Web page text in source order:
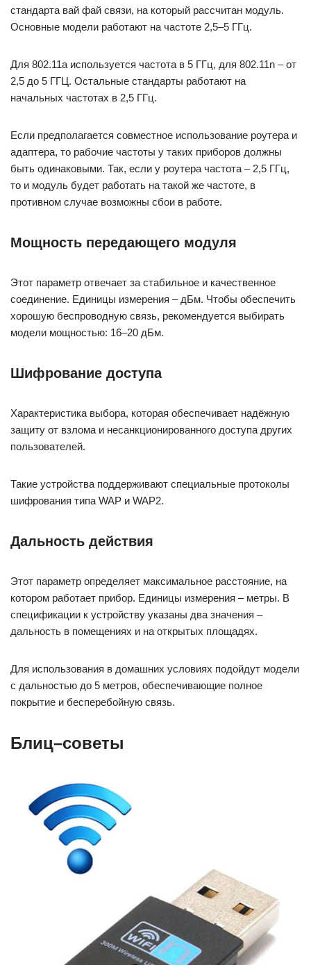
стандарта вай фай связи, на который рассчитан модуль.
Основные модели работают на частоте 2,5–5 ГГц.
Для 802.11а используется частота в 5 ГГц, для 802.11n – от
2,5 до 5 ГГЦ. Остальные стандарты работают на
начальных частотах в 2,5 ГГц.
Если предполагается совместное использование роутера и
адаптера, то рабочие частоты у таких приборов должны
быть одинаковыми. Так, если у роутера частота – 2,5 ГГц,
то и модуль будет работать на такой же частоте, в
противном случае возможны сбои в работе.
Мощность передающего модуля
Этот параметр отвечает за стабильное и качественное
соединение. Единицы измерения – дБм. Чтобы обеспечить
хорошую беспроводную связь, рекомендуется выбирать
модели мощностью: 16–20 дБм.
Шифрование доступа
Характеристика выбора, которая обеспечивает надёжную
защиту от взлома и несанкционированного доступа других
пользователей.
Такие устройства поддерживают специальные протоколы
шифрования типа WAP и WAP2.
Дальность действия
Этот параметр определяет максимальное расстояние, на
котором работает прибор. Единицы измерения – метры. В
спецификации к устройству указаны два значения –
дальность в помещениях и на открытых площадях.
Для использования в домашних условиях подойдут модели
с дальностью до 5 метров, обеспечивающие полное
покрытие и бесперебойную связь.
Блиц–советы